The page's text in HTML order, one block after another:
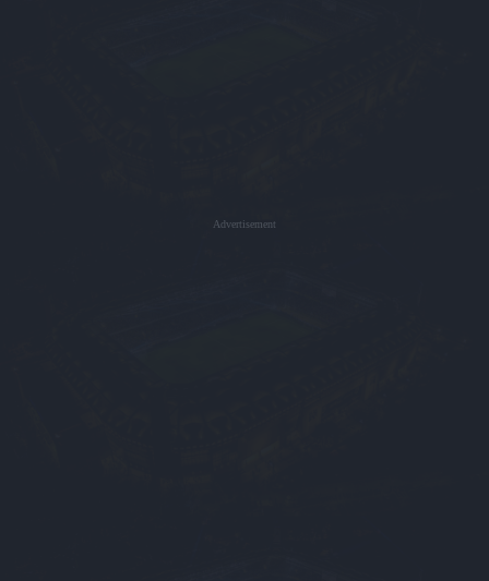
Advertisement